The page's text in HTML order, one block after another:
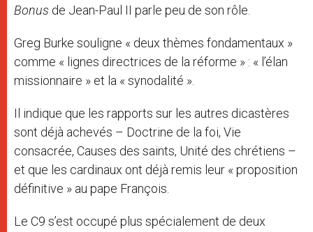
Bonus de Jean-Paul II parle peu de son rôle.
Greg Burke souligne « deux thèmes fondamentaux »
comme « lignes directrices de la réforme » : « l’élan
missionnaire » et la « synodalité ».
Il indique que les rapports sur les autres dicastères
sont déjà achevés – Doctrine de la foi, Vie
consacrée, Causes des saints, Unité des chrétiens –
et que les cardinaux ont déjà remis leur « proposition
définitive » au pape François.
Le C9 s’est occupé plus spécialement de deux